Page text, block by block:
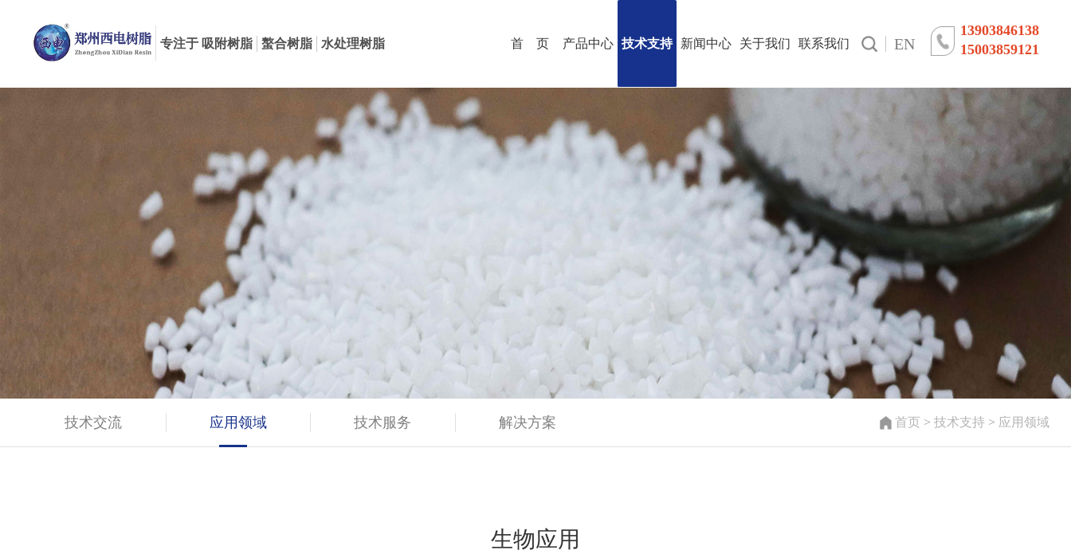
专注于 吸附树脂 螯合树脂 水处理树脂 首 页 产品中心 技术支持 新闻中心 关于我们 联系我们 EN
13903846138
15003859121
技术交流 应用领域 技术服务 解决方案 首页 >技术支持 > 应用领域
生物应用